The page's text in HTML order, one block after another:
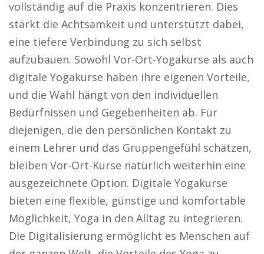
vollständig auf die Praxis konzentrieren. Dies
stärkt die Achtsamkeit und unterstützt dabei,
eine tiefere Verbindung zu sich selbst
aufzubauen. Sowohl Vor-Ort-Yogakurse als auch
digitale Yogakurse haben ihre eigenen Vorteile,
und die Wahl hängt von den individuellen
Bedürfnissen und Gegebenheiten ab. Für
diejenigen, die den persönlichen Kontakt zu
einem Lehrer und das Gruppengefühl schätzen,
bleiben Vor-Ort-Kurse natürlich weiterhin eine
ausgezeichnete Option. Digitale Yogakurse
bieten eine flexible, günstige und komfortable
Möglichkeit, Yoga in den Alltag zu integrieren.
Die Digitalisierung ermöglicht es Menschen auf